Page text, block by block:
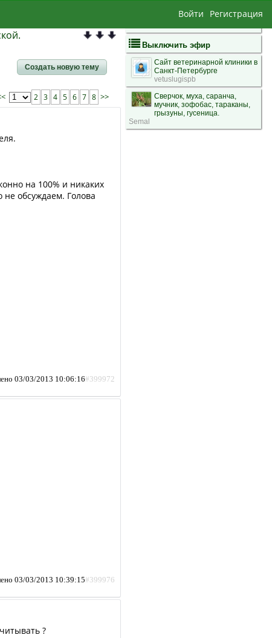
Создать новую тему
2 3 4 5 6 7 8 >>
на 100% и никаких
обсуждаем. Голова
03/03/2013 10:06:16#399972
03/03/2013 10:39:15#399976
?
Выключить эфир
Сайт ветеринарной клиники в
Санкт-Петербурге
vetuslugispb
Сверчок, муха, саранча,
мучник, зофобас, тараканы,
грызуны, гусеница.
Semal
Войти Регистрация